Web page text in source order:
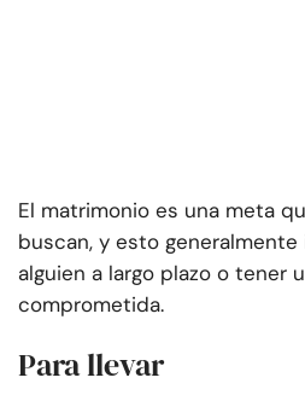
El matrimonio es una meta
buscan, y esto
alguien a largo plazo o tener
comprometida.
Para llevar